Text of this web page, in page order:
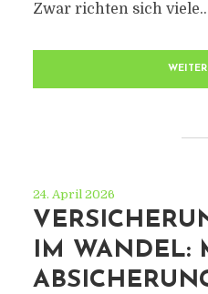
Zwar richten sich
24. April 2026
IM WANDEL: